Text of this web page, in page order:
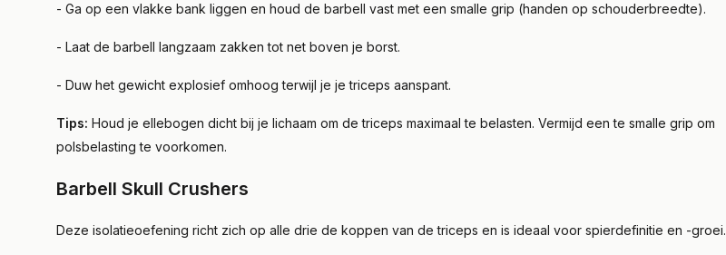
- Ga op een vlakke bank liggen en houd de barbell vast met een smalle grip (handen op schouderbreedte).
- Laat de barbell langzaam zakken tot net boven je borst.
- Duw het gewicht explosief omhoog terwijl je je triceps aanspant.
Tips: Houd je ellebogen dicht bij je lichaam om de triceps maximaal te belasten. Vermijd een te smalle grip om
polsbelasting te voorkomen.
Barbell Skull Crushers
Deze isolatieoefening richt zich op alle drie de koppen van de triceps en is ideaal voor spierdefinitie en -groei.